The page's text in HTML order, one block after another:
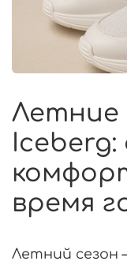
Летние
время
Летний сезон